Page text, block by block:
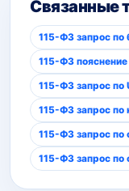
Связанные
115-ФЗ запрос по
115-ФЗ пояснение
115-ФЗ запрос по
115-ФЗ запрос по
115-ФЗ запрос по
115-ФЗ запрос по